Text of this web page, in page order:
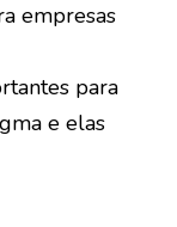
empresas
para
e elas